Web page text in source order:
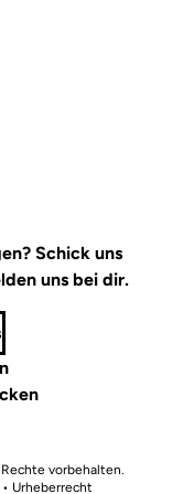
Schick uns
uns bei dir.
vorbehalten.
• Urheberrecht